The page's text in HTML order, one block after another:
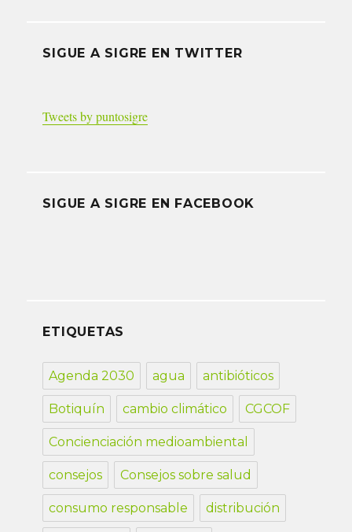
SIGUE A SIGRE EN TWITTER
Tweets by puntosigre
SIGUE A SIGRE EN FACEBOOK
ETIQUETAS
Agenda 2030 agua antibióticos
Botiquín cambio climático CGCOF
Concienciación medioambiental
consejos Consejos sobre salud
consumo responsable distribución